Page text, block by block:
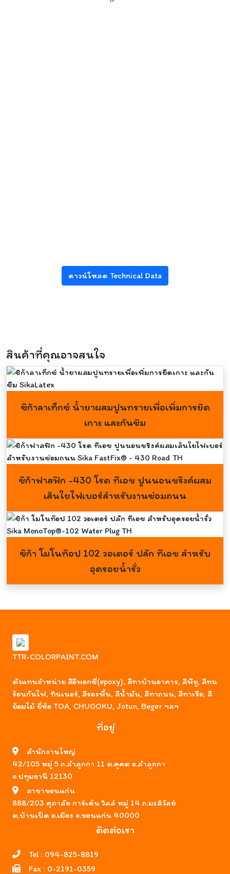
ดาวน์โหลด Technical Data
สินค้าที่คุณอาจสนใจ
ซิก้าลาเท็กซ์ น้ำยาผสมปูนทรายเพื่อเพิ่มการยึด
เกาะ และกันซึม
ซิก้าฟาสฟิก -430 โรด ทีเอช ปูนนอนชริงค์ผสม
เส้นใยไฟเบอร์สำหรับงานซ่อมถนน
ซิก้า โมโนท๊อป 102 วอเตอร์ ปลัก ทีเอช สำหรับ
อุดรอยน้ำรั่ว
TTR-COLORPAINT.COM
ตัวแทนจำหน่าย สีอีพอกซี่(epoxy), สีทาบ้านอาคาร, สีพียู, สีทน
ร้อนกันไฟ, ทินเนอร์, สีรองพื้น, สีน้ำมัน, สีทาถนน, สีทาเรือ, สี
ย้อมไม้ ยี่ห้อ TOA, CHUGOKU, Jotun, Beger ฯลฯ
ที่อยู่
สำนักงานใหญ่
42/105 หมู่ 5 ถ.ลำลูกกา 11 ต.คูคต อ.ลำลูกกา
จ.ปทุมธานี 12130
สาขาขอนแก่น
888/203 ศุภาลัย การ์เด้น วิลล์ หมู่ 14 ถ.มะลิวัลย์
ต.บ้านเป็ด อ.เมือง จ.ขอนแก่น 40000
ติดต่อเรา
Tel : 094-825-8819
Fax : 0-2191-0359